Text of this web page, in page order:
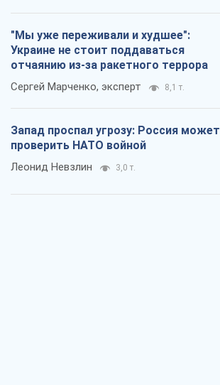
"Мы уже переживали и худшее":
Украине не стоит поддаваться
отчаянию из-за ракетного террора
Сергей Марченко, эксперт 8,1 т.
Запад проспал угрозу: Россия может
проверить НАТО войной
Леонид Невзлин 3,0 т.